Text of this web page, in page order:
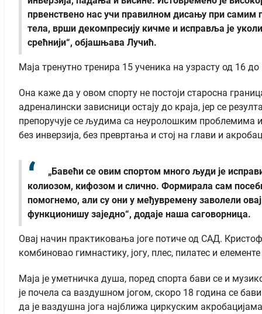
првенствено нас учи правилном дисању при самим
тела, врши декомпресију кичме и исправља је
срећнији“, објашњава Лучић.
Маја тренутно тренира 15 ученика на узрасту од 16
Она каже да у овом спорту не постоји старосна
адреналински зависници остају до краја, јер се
препоручује се људима са неуролошким проблемима
без инверзија, без превртања и стој на глави и
„Бавећи се овим спортом много људи је
колиозом, кифозом и слично. Формирала сам
помогнемо, али су они у међувремену заволели
функционишу заједно“, додаје наша саговорница.
Овај начин практиковања јоге потиче од САД.
комбиновао гимнастику, јогу, плес, пилатес и
Маја је уметничка душа, поред спорта бави се и
је почела са ваздушном јогом, скоро 18 година се
да је ваздушна јога најближа циркуским